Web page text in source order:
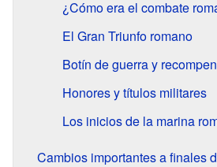
¿Cómo era el combate
El Gran Triunfo romano
Botín de guerra y
Honores y títulos militares
Los inicios de la marina
Cambios importantes a finales